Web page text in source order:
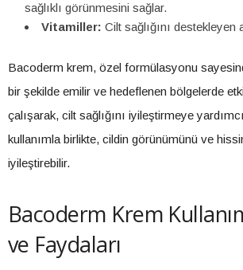
sağlıklı görünmesini sağlar.
Vitamiller: Cilt sağlığını destekleyen
Bacoderm krem, özel formülasyonu
bir şekilde emilir ve hedeflenen bölgelerde
çalışarak, cilt sağlığını iyileştirmeye
kullanımla birlikte, cildin görünümünü ve
iyileştirebilir.
Bacoderm Krem
ve Faydaları